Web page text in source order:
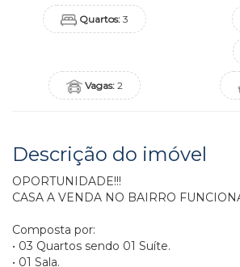
Quartos: 3
Vagas: 2
Descrição do imóvel
OPORTUNIDADE!!!
CASA A VENDA NO BAIRRO
Composta por:
• 03 Quartos sendo 01 Suíte.
• 01 Sala.